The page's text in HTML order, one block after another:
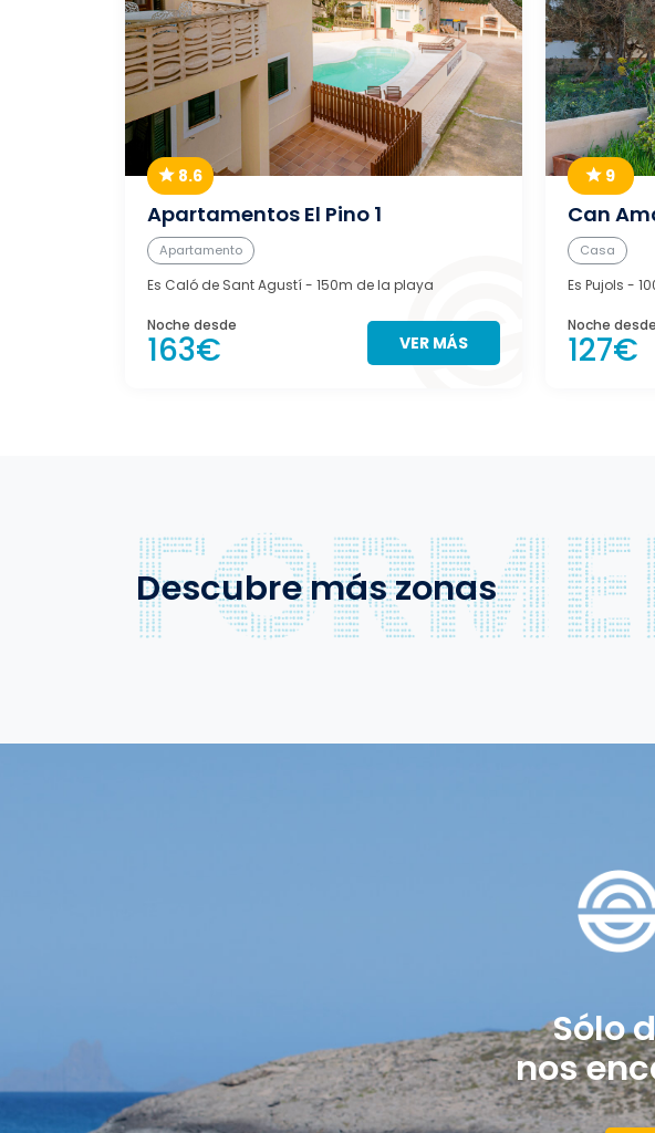
8.6
Apartamentos El Pino 1
Apartamento
Es Caló de Sant Agustí- 150m de la playa
Noche desde
163€ VER MÁS
9
Can
Casa
Es Pujols -
Noche desde
127€
Descubre más zonas
Sólo
nos